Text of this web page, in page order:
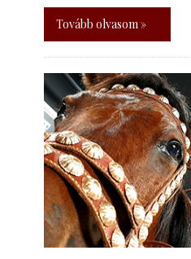
Tovább olvasom »